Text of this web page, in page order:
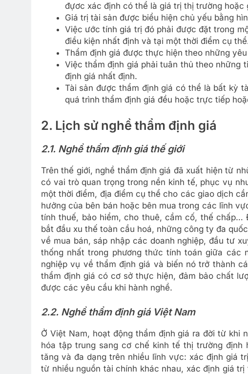
đựơc xác định có thể là giá trị thị trường hoặc
Giá trị tài sản được biểu hiện chủ yếu bằng
Việc ước tính giá trị đó phải được đặt trong
điều kiện nhất định và tại một thời điểm cụ
Thẩm định giá được thực hiện theo những
Việc thẩm định giá phải tuân thủ theo những
định giá nhất định.
Tài sản được thẩm định giá có thể là bất kỳ
quá trình thẩm định giá đều hoặc trực tiếp
2. Lịch sử nghề thẩm định giá
2.1. Nghề thẩm định giá thế giới
Trên thế giới, nghề thẩm định giá đã xuất hiện từ
có vai trò quan trọng trong nền kinh tế, phục vụ
một thời điểm, địa điểm cụ thể cho các giao dịch
hưởng của bên bán hoặc bên mua trong các lĩnh
tính thuế, bảo hiểm, cho thuê, cầm cố, thế chấp…
bắt đầu xu thế toàn cầu hoá, những công ty đa
về mua bán, sáp nhập các doanh nghiệp, đầu tư
thống nhất trong phương thức tính toán giữa các
nghiệp vụ về thẩm định giá và biến nó trở thành
thẩm định giá có cơ sở thực hiện, đảm bảo chất
được các yêu cầu khi hành nghề.
2.2. Nghề thẩm định giá Việt Nam
Ở Việt Nam, hoạt động thẩm định giá ra đời từ khi
hóa tập trung sang cơ chế kinh tế thị trường định
tăng và đa dạng trên nhiều lĩnh vực: xác định giá
từ nhiều nguồn tài chính khác nhau, xác định giá